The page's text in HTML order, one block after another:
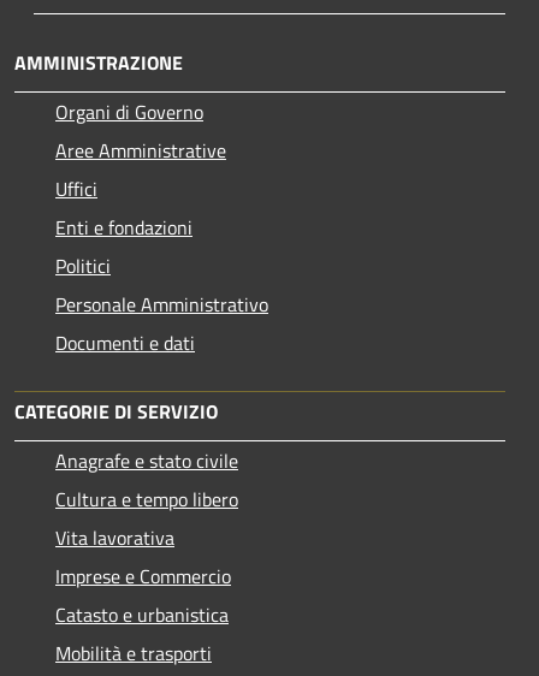
AMMINISTRAZIONE
Organi di Governo
Aree Amministrative
Uffici
Enti e fondazioni
Politici
Personale Amministrativo
Documenti e dati
CATEGORIE DI SERVIZIO
Anagrafe e stato civile
Cultura e tempo libero
Vita lavorativa
Imprese e Commercio
Catasto e urbanistica
Mobilità e trasporti